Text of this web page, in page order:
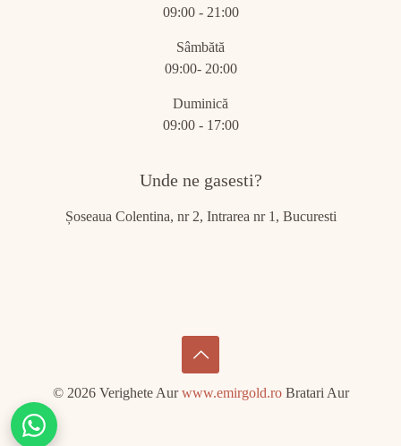
09:00 - 21:00
Sâmbătă
09:00- 20:00
Duminică
09:00 - 17:00
Unde ne gasesti?
Șoseaua Colentina, nr 2, Intrarea nr 1, Bucuresti
© 2026 Verighete Aurwww.emirgold.roBratari Aur
Chat